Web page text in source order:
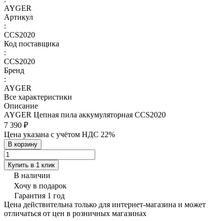
AYGER
Артикул
:
CCS2020
Код поставщика
:
CCS2020
Бренд
:
AYGER
Все характеристики
Описание
AYGER Цепная пила аккумуляторная CCS2020
7 390 ₽
Цена указана с учётом НДС 22%
В корзину
Купить в 1 клик
В наличии
Хочу в подарок
Гарантия 1 год
Цена действительна только для интернет-магазина и может
отличаться от цен в розничных магазинах